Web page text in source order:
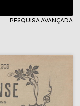
PESQUISA AVANÇADA